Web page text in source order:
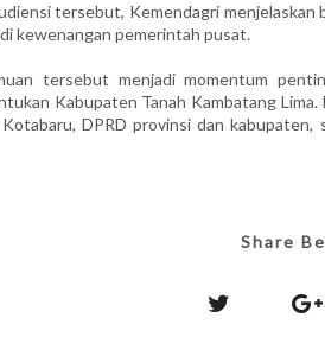
tersebut, Kemendagri
kewenangan pemerintah pusat.
tersebut menjadi momentum
Kabupaten Tanah Kambatang
DPRD provinsi dan
Share